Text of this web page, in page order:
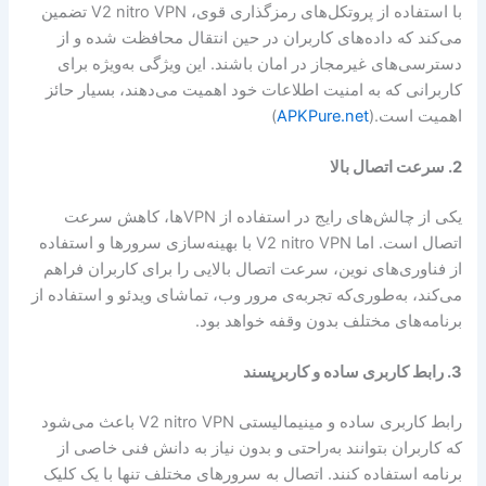
با استفاده از پروتکل‌های رمزگذاری قوی، V2 nitro VPN تضمین
می‌کند که داده‌های کاربران در حین انتقال محافظت شده و از
دسترسی‌های غیرمجاز در امان باشند. این ویژگی به‌ویژه برای
کاربرانی که به امنیت اطلاعات خود اهمیت می‌دهند، بسیار حائز
اهمیت است.(APKPure.net
)
2. سرعت اتصال بالا
یکی از چالش‌های رایج در استفاده از VPNها، کاهش سرعت
اتصال است. اما V2 nitro VPN با بهینه‌سازی سرورها و استفاده
از فناوری‌های نوین، سرعت اتصال بالایی را برای کاربران فراهم
می‌کند، به‌طوری‌که تجربه‌ی مرور وب، تماشای ویدئو و استفاده از
برنامه‌های مختلف بدون وقفه خواهد بود.
3. رابط کاربری ساده و کاربرپسند
رابط کاربری ساده و مینیمالیستی V2 nitro VPN باعث می‌شود
که کاربران بتوانند به‌راحتی و بدون نیاز به دانش فنی خاصی از
برنامه استفاده کنند. اتصال به سرورهای مختلف تنها با یک کلیک